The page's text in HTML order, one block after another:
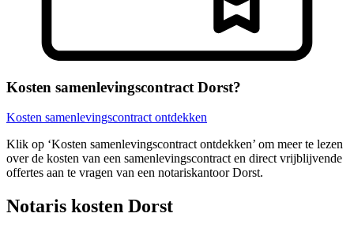
Kosten samenlevingscontract Dorst?
Kosten samenlevingscontract ontdekken
Klik op ‘Kosten samenlevingscontract ontdekken’ om meer te lezen
over de kosten van een samenlevingscontract en direct vrijblijvende
offertes aan te vragen van een notariskantoor Dorst.
Notaris kosten Dorst